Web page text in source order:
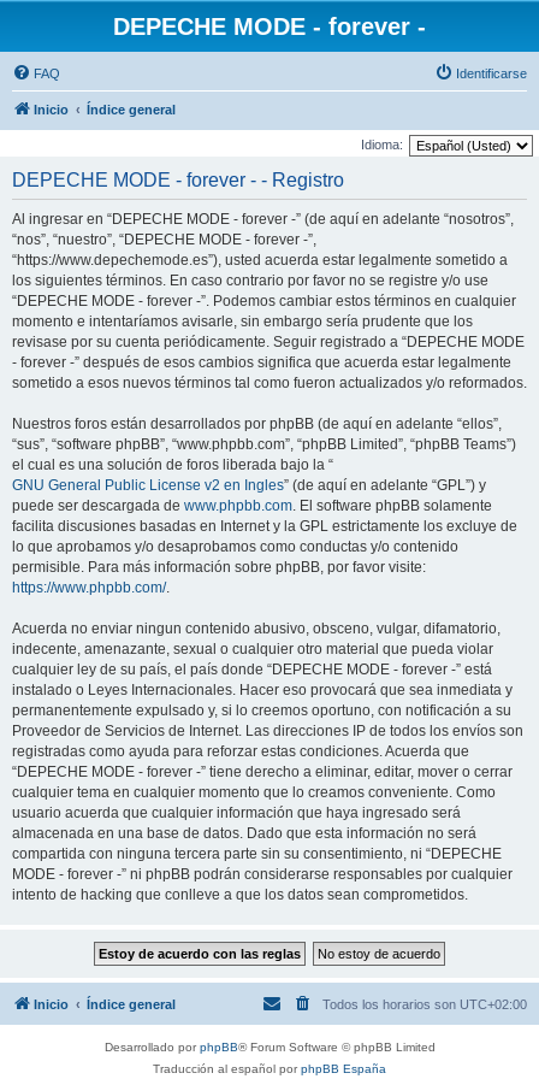
DEPECHE MODE - forever -
FAQ Identificarse
Inicio Índice general
Idioma:
DEPECHE MODE - forever - - Registro
Al ingresar en “DEPECHE MODE - forever -” (de aquí en adelante “nosotros”,
“nos”, “nuestro”, “DEPECHE MODE - forever -”,
“https://www.depechemode.es”), usted acuerda estar legalmente sometido a
los siguientes términos. En caso contrario por favor no se registre y/o use
“DEPECHE MODE - forever -”. Podemos cambiar estos términos en cualquier
momento e intentaríamos avisarle, sin embargo sería prudente que los
revisase por su cuenta periódicamente. Seguir registrado a “DEPECHE MODE
- forever -” después de esos cambios significa que acuerda estar legalmente
sometido a esos nuevos términos tal como fueron actualizados y/o reformados.
Nuestros foros están desarrollados por phpBB (de aquí en adelante “ellos”,
“sus”, “software phpBB”, “www.phpbb.com”, “phpBB Limited”, “phpBB Teams”)
el cual es una solución de foros liberada bajo la “
GNU General Public License v2 en Ingles” (de aquí en adelante “GPL”) y
puede ser descargada de www.phpbb.com. El software phpBB solamente
facilita discusiones basadas en Internet y la GPL estrictamente los excluye de
lo que aprobamos y/o desaprobamos como conductas y/o contenido
permisible. Para más información sobre phpBB, por favor visite:
https://www.phpbb.com/.
Acuerda no enviar ningun contenido abusivo, obsceno, vulgar, difamatorio,
indecente, amenazante, sexual o cualquier otro material que pueda violar
cualquier ley de su país, el país donde “DEPECHE MODE - forever -” está
instalado o Leyes Internacionales. Hacer eso provocará que sea inmediata y
permanentemente expulsado y, si lo creemos oportuno, con notificación a su
Proveedor de Servicios de Internet. Las direcciones IP de todos los envíos son
registradas como ayuda para reforzar estas condiciones. Acuerda que
“DEPECHE MODE - forever -” tiene derecho a eliminar, editar, mover o cerrar
cualquier tema en cualquier momento que lo creamos conveniente. Como
usuario acuerda que cualquier información que haya ingresado será
almacenada en una base de datos. Dado que esta información no será
compartida con ninguna tercera parte sin su consentimiento, ni “DEPECHE
MODE - forever -” ni phpBB podrán considerarse responsables por cualquier
intento de hacking que conlleve a que los datos sean comprometidos.
Inicio Índice general Todos los horarios son UTC+02:00
Desarrollado porphpBB® Forum Software © phpBB Limited
Traducción al español porphpBB España